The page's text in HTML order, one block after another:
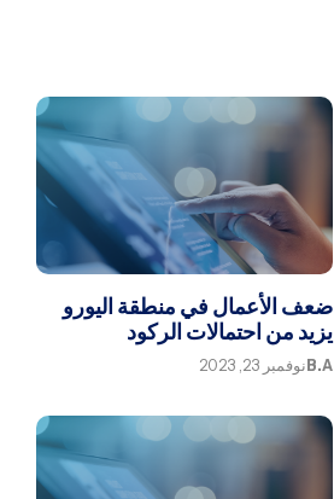
ضعف الأعمال في منطقة اليورو
يزيد من احتمالات الركود
B.Aنوفمبر 23, 2023